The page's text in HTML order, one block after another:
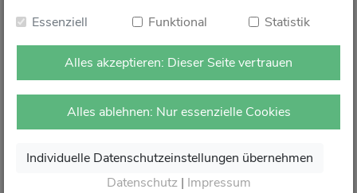
nicht mehr zur Verfügung.
Natürlich sind wir weiterhin persönlich für Sie da. Direkt
vor Ort in Ihrer Apotheke.
attraktive Angebote und den besten Service rund um Ihre
Danke für Ihr Vertrauen.
Essenziell Funktional Statistik
Alles akzeptieren: Dieser Seite vertrauen
Alles ablehnen: Nur essenzielle Cookies
Individuelle Datenschutzeinstellungen übernehmen
Datenschutz| Impressum